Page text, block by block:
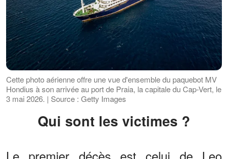
Cette photo aérienne offre une vue d'ensemble du paquebot MV
Hondius à son arrivée au port de Praia, la capitale du Cap-Vert, le
3 mai 2026. | Source : Getty Images
Qui sont les victimes ?